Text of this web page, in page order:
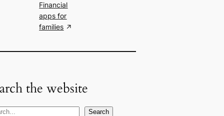
Financial
apps for
families
the website
Search